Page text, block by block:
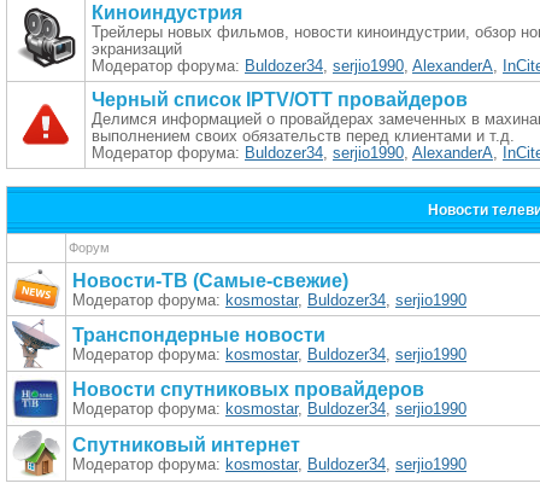
Киноиндустрия
Трейлеры новых фильмов, новости киноиндустрии, обзор
экранизаций
Модератор форума: Buldozer34, serjio1990, AlexanderA,
Черный список IPTV/OTT провайдеров
Делимся информацией о провайдерах замеченных в
выполнением своих обязательств перед клиентами и т.д.
Модератор форума: Buldozer34, serjio1990, AlexanderA,
Новости
Форум
Новости-ТВ (Самые-свежие)
Модератор форума: kosmostar, Buldozer34, serjio1990
Транспондерные новости
Модератор форума: kosmostar, Buldozer34, serjio1990
Новости спутниковых провайдеров
Модератор форума: kosmostar, Buldozer34, serjio1990
Спутниковый интернет
Модератор форума: kosmostar, Buldozer34, serjio1990